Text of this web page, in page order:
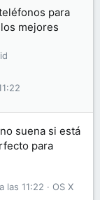
para
mejores
suena si está
para
OS X
las 11:22